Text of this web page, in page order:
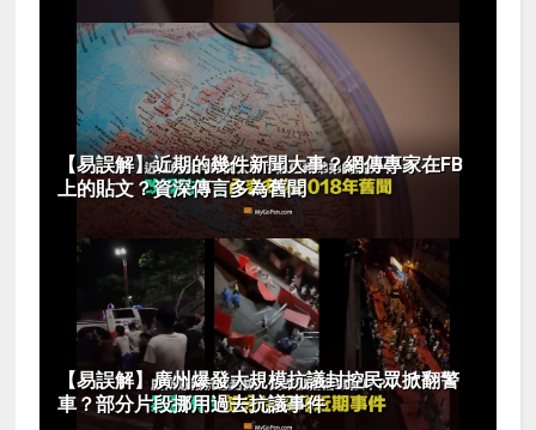
【易誤解】近期的幾件新聞大事？網傳專家在FB
上的貼文？資深傳言多為舊聞
【易誤解】廣州爆發大規模抗議封控民眾掀翻警
車？部分片段挪用過去抗議事件